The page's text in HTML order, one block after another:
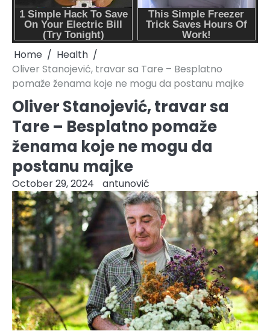
Home
Health
Oliver Stanojević, travar sa Tare – Besplatno
pomaže ženama koje ne mogu da postanu majke
Oliver Stanojević, travar sa
Tare – Besplatno pomaže
ženama koje ne mogu da
postanu majke
October 29, 2024 antunović